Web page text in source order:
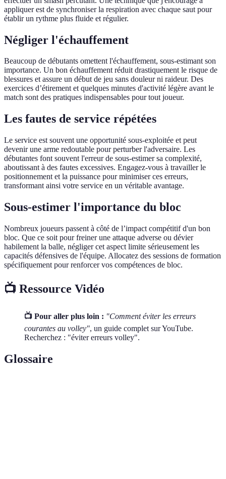
appliquer est de synchroniser la respiration avec chaque saut pour
établir un rythme plus fluide et régulier.
Négliger l'échauffement
Beaucoup de débutants omettent l'échauffement, sous-estimant son
importance. Un bon échauffement réduit drastiquement le risque de
blessures et assure un début de jeu sans douleur ni raideur. Des
exercices d’étirement et quelques minutes d'activité légère avant le
match sont des pratiques indispensables pour tout joueur.
Les fautes de service répétées
Le service est souvent une opportunité sous-exploitée et peut
devenir une arme redoutable pour perturber l'adversaire. Les
débutantes font souvent l'erreur de sous-estimer sa complexité,
aboutissant à des fautes excessives. Engagez-vous à travailler le
positionnement et la puissance pour minimiser ces erreurs,
transformant ainsi votre service en un véritable avantage.
Sous-estimer l'importance du bloc
Nombreux joueurs passent à côté de l’impact compétitif d'un bon
bloc. Que ce soit pour freiner une attaque adverse ou dévier
habilement la balle, négliger cet aspect limite sérieusement les
capacités défensives de l'équipe. Allocatez des sessions de formation
spécifiquement pour renforcer vos compétences de bloc.
📺 Ressource Vidéo
📺 Pour aller plus loin : "Comment éviter les erreurs
courantes au volley", un guide complet sur YouTube.
Recherchez : "éviter erreurs volley".
Glossaire